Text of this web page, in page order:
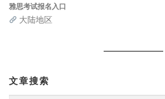
雅思考试报名入口
大陆地区
文章搜索